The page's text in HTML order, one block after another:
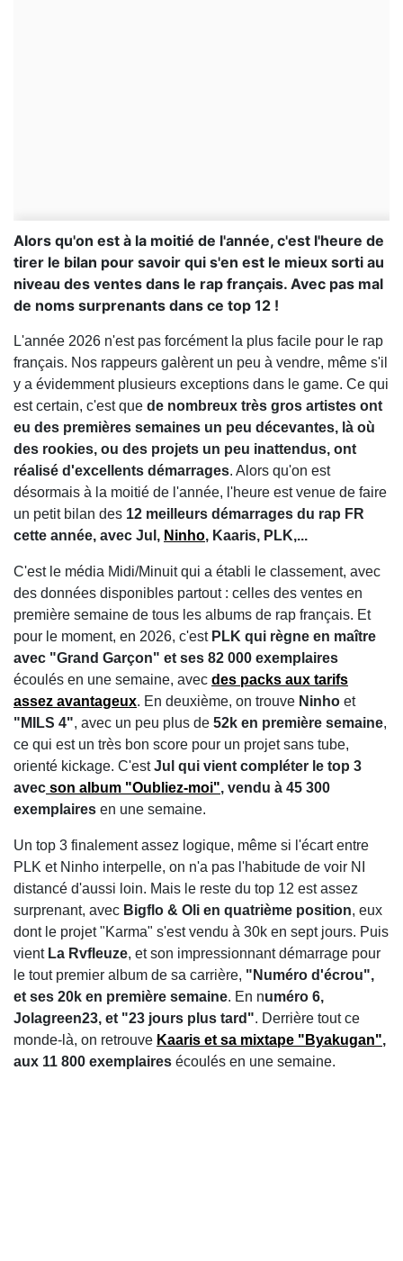
Alors qu'on est à la moitié de l'année, c'est l'heure de
tirer le bilan pour savoir qui s'en est le mieux sorti au
niveau des ventes dans le rap français. Avec pas mal
de noms surprenants dans ce top 12 !
L'année 2026 n'est pas forcément la plus facile pour le rap
français. Nos rappeurs galèrent un peu à vendre, même s'il
y a évidemment plusieurs exceptions dans le game. Ce qui
est certain, c'est que de nombreux très gros artistes ont
eu des premières semaines un peu décevantes, là où
des rookies, ou des projets un peu inattendus, ont
réalisé d'excellents démarrages. Alors qu'on est
désormais à la moitié de l'année, l'heure est venue de faire
un petit bilan des 12 meilleurs démarrages du rap FR
cette année, avec Jul, Ninho, Kaaris, PLK,...
C'est le média Midi/Minuit qui a établi le classement, avec
des données disponibles partout : celles des ventes en
première semaine de tous les albums de rap français. Et
pour le moment, en 2026, c'est PLK qui règne en maître
avec "Grand Garçon" et ses 82 000 exemplaires
écoulés en une semaine, avec des packs aux tarifs
assez avantageux. En deuxième, on trouve Ninho et
"MILS 4", avec un peu plus de 52k en première semaine,
ce qui est un très bon score pour un projet sans tube,
orienté kickage. C'estJul qui vient compléter le top 3
avec son album "Oubliez-moi", vendu à 45 300
exemplaires en une semaine.
Un top 3 finalement assez logique, même si l'écart entre
PLK et Ninho interpelle, on n'a pas l'habitude de voir NI
distancé d'aussi loin. Mais le reste du top 12 est assez
surprenant, avec Bigflo & Oli en quatrième position, eux
dont le projet "Karma" s'est vendu à 30k en sept jours. Puis
vientLa Rvfleuze, et son impressionnant démarrage pour
le tout premier album de sa carrière, "Numéro d'écrou",
et ses 20k en première semaine. En numéro 6,
Jolagreen23, et "23 jours plus tard". Derrière tout ce
monde-là, on retrouve Kaaris et sa mixtape "Byakugan",
aux 11 800 exemplaires écoulés en une semaine.